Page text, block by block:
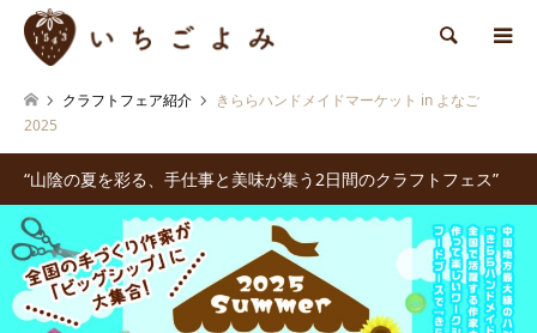
検索
クラフトフェア紹介
きららハンドメイドマーケット in よなご
2025
“山陰の夏を彩る、手仕事と美味が集う2日間のクラフトフェス”